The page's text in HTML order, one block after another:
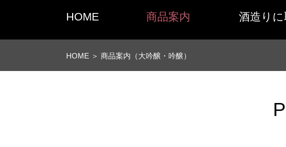
HOME 商品案内 酒造り
HOME ＞ 商品案内（大吟醸・吟醸）